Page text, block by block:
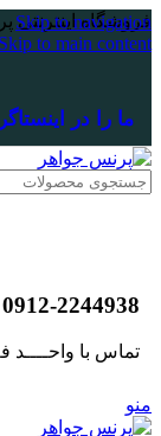
Skip to navigation
Skip to main content
فروشگاه اینترنتی
ما را در
0912-2244938
تماس با واحــــد
منو